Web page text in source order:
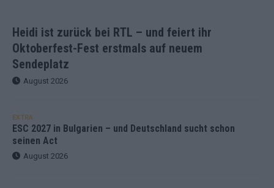
Heidi ist zurück bei RTL – und feiert ihr
Oktoberfest-Fest erstmals auf neuem
Sendeplatz
August 2026
EXTRA
ESC 2027 in Bulgarien – und Deutschland sucht schon
seinen Act
August 2026